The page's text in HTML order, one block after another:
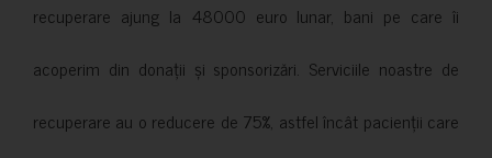
recuperare ajung la 48000 euro lunar, bani pe care îi
acoperim din donații și sponsorizări. Serviciile noastre de
recuperare au o reducere de 75%, astfel încât pacienții care